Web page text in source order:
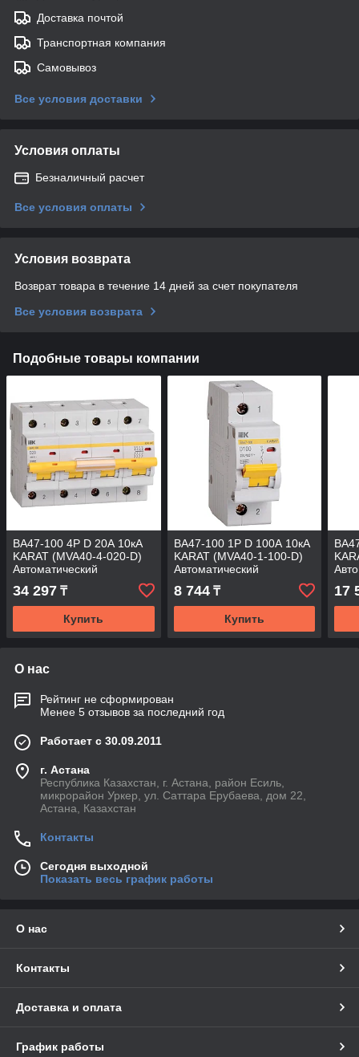
Доставка почтой
Транспортная компания
Самовывоз
Все условия доставки
Условия оплаты
Безналичный расчет
Все условия оплаты
Условия возврата
Возврат товара в течение 14 дней за счет покупателя
Все условия возврата
Подобные товары компании
ВА47-100 4P D 20А 10кА
KARAT (MVA40-4-020-D)
Автоматический
выключатель
34 297 ₸
Купить
ВА47-100 1P D 100А 10кА
KARAT (MVA40-1-100-D)
Автоматический
выключатель
8 744₸
Купить
17
О нас
Рейтинг не сформирован
Менее 5 отзывов за последний год
Работает с 30.09.2011
г. Астана
Республика Казахстан, г. Астана, район Есиль,
микрорайон Уркер, ул. Саттара Ерубаева, дом 22,
Астана, Казахстан
Контакты
Сегодня выходной
Показать весь график работы
О нас
Контакты
Доставка и оплата
График работы